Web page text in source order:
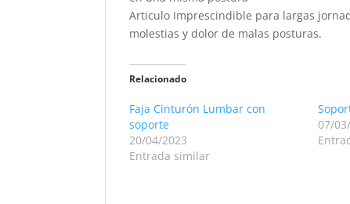
Articulo Imprescindible para largas
molestias y dolor de malas posturas.
Relacionado
Faja Cinturón Lumbar con
soporte
20/04/2023
Entrada similar
07/